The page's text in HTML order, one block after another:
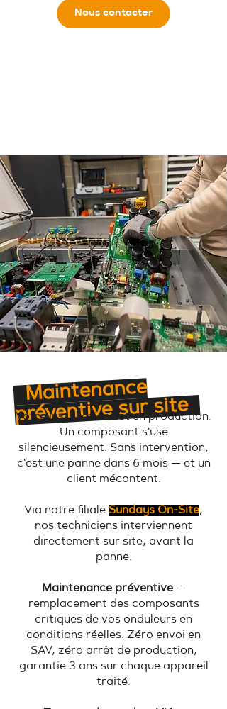
Nous contacter
Maintenance
préventive sur site
Votre installation est en production.
Un composant s'use
silencieusement. Sans intervention,
c'est une panne dans 6 mois — et un
client mécontent.
Via notre filiale Sundays On-Site,
nos techniciens interviennent
directement sur site, avant la
panne.
Maintenance préventive—
remplacement des composants
critiques de vos onduleurs en
conditions réelles. Zéro envoi en
SAV, zéro arrêt de production,
garantie 3 ans sur chaque appareil
traité.